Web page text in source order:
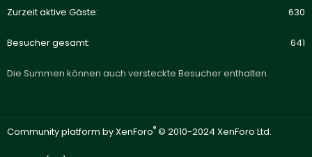
Zurzeit aktive Gäste 630
Besucher gesamt 641
Die Summen können auch versteckte Besucher enthalten.
Community platform by XenForo® © 2010-2024 XenForo Ltd.